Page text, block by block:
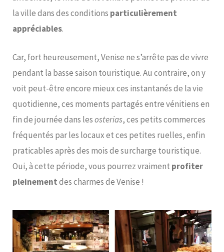
la ville dans des conditions particulièrement
appréciables.
Car, fort heureusement, Venise ne s’arrête pas de vivre
pendant la basse saison touristique. Au contraire, on y
voit peut-être encore mieux ces instantanés de la vie
quotidienne, ces moments partagés entre vénitiens en
fin de journée dans lesosterias, ces petits commerces
fréquentés par les locaux et ces petites ruelles, enfin
praticables après des mois de surcharge touristique.
Oui, à cette période, vous pourrez vraiment profiter
pleinementdes charmes de Venise !